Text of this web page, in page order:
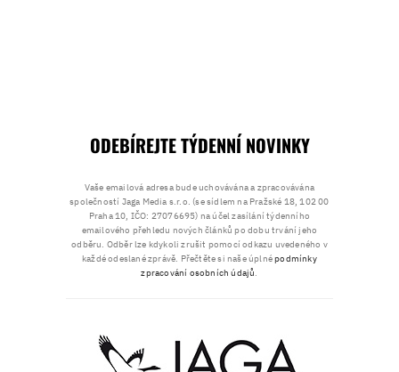
ODEBÍREJTE TÝDENNÍ NOVINKY
Vaše emailová adresa bude uchovávána a zpracovávána
společností Jaga Media s.r.o. (se sídlem na Pražské 18, 102 00
Praha 10, IČO: 27076695) na účel zasílání týdenního
emailového přehledu nových článků po dobu trvání jeho
odběru. Odběr lze kdykoli zrušit pomocí odkazu uvedeného v
každé odeslané zprávě. Přečtěte si naše úplnépodmínky
zpracování osobních údajů.